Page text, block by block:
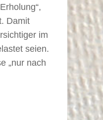
Damit
im
seien.
„nur nach